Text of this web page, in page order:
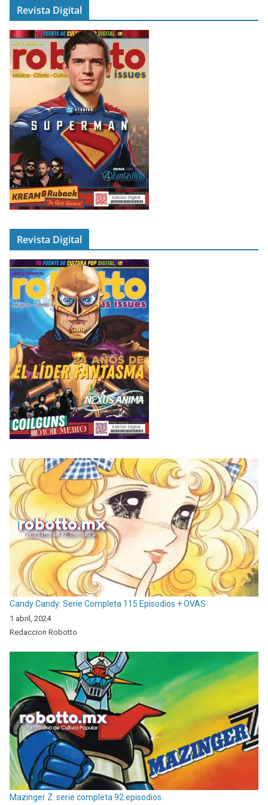
Revista Digital
Revista Digital
Candy Candy: Serie Completa 115 Episodios + OVAS
1 abril, 2024
Redaccion Robotto
Mazinger Z: serie completa 92 episodios.